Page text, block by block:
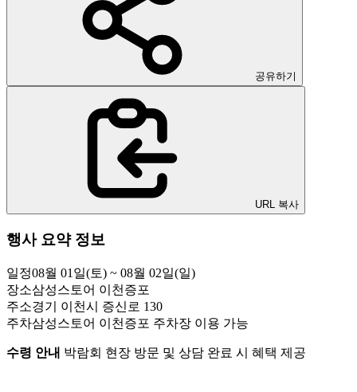
공유하기
URL 복사
행사 요약 정보
일정08월 01일(토) ~ 08월 02일(일)
장소삼성스토어 이천증포
주소경기 이천시 증신로 130
주차삼성스토어 이천증포 주차장 이용 가능
수령 안내 박람회 현장 방문 및 상담 완료 시 혜택 제공